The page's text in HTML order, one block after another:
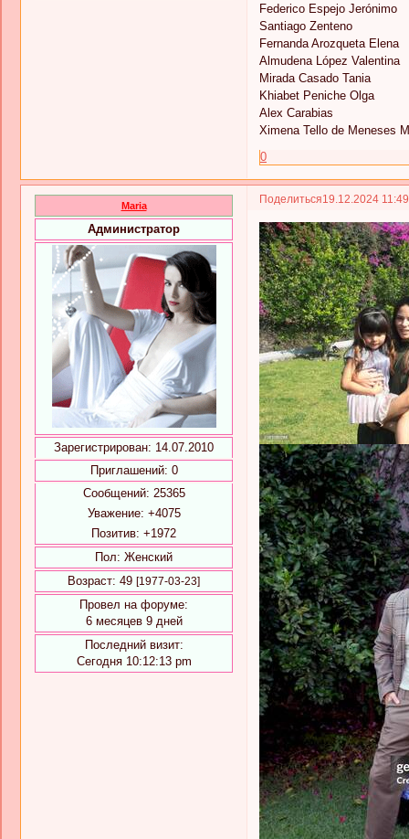
Federico Espejo Jerónimo
Santiago Zenteno
Fernanda Arozqueta Elena
Almudena López Valentina
Mirada Casado Tania
Khiabet Peniche Olga
Alex Carabias
Ximena Tello de Meneses
0
Поделиться19.12.2024
Maria
Администратор
Зарегистрирован: 14.07.2010
Приглашений: 0
Сообщений: 25365
Уважение: +4075
Позитив: +1972
Пол: Женский
Возраст: 49 [1977-03-23]
Провел на форуме:
6 месяцев 9 дней
Последний визит:
Сегодня 10:12:13 pm